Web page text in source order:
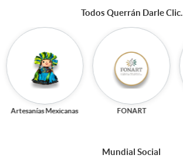
Todos Querrán Darle Clic.
Artesanías Mexicanas FONART
Mundial Social